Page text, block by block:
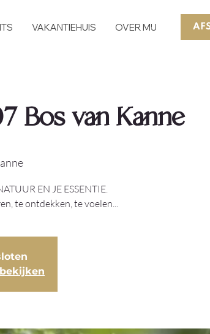
VAKANTIEHUIS OVER MIJ
Bos van Kanne
EN JE ESSENTIE.
te ontdekken, te voelen...